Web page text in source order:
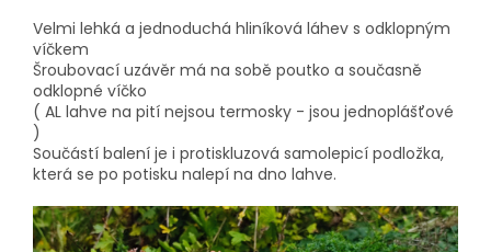
Velmi lehká a jednoduchá hliníková láhev s odklopným
víčkem
Šroubovací uzávěr má na sobě poutko a současně
odklopné víčko
( AL lahve na pití nejsou termosky - jsou jednoplášťové
)
Součástí balení je i protiskluzová samolepicí podložka,
která se po potisku nalepí na dno lahve.